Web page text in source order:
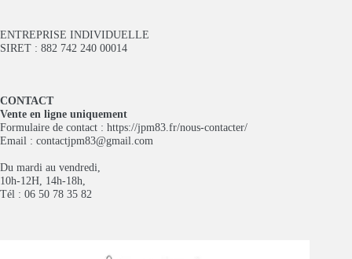
ENTREPRISE INDIVIDUELLE
SIRET : 882 742 240 00014
CONTACT
Vente en ligne uniquement
Formulaire de contact : https://jpm83.fr/nous-contacter/
Email : contactjpm83@gmail.com
Du mardi au vendredi,
10h-12H, 14h-18h,
Tél : 06 50 78 35 82